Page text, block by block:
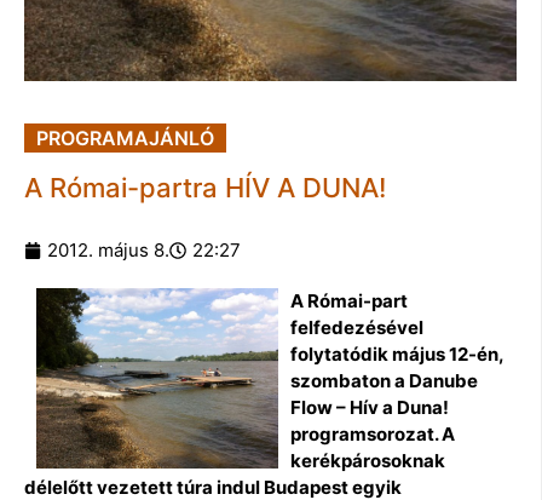
PROGRAMAJÁNLÓ
A Római-partra HÍV A DUNA!
2012. május 8. 22:27
A Római-part
felfedezésével
folytatódik május 12-én,
szombaton a Danube
Flow – Hív a Duna!
programsorozat. A
kerékpárosoknak
délelőtt vezetett túra indul Budapest egyik